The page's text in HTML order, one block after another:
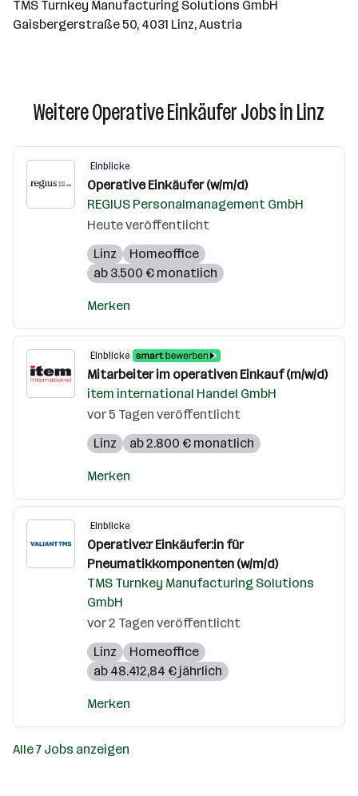
TMS Turnkey Manufacturing Solutions GmbH
Gaisbergerstraße 50, 4031 Linz, Austria
Weitere Operative Einkäufer Jobs in Linz
Einblicke
Operative Einkäufer (w/m/d)
REGIUS Personalmanagement GmbH
Heute veröffentlicht
Linz
Homeoffice
ab 3.500 € monatlich
Merken
Einblicke
Mitarbeiter im operativen Einkauf (m/w/d)
item international Handel GmbH
vor 5 Tagen veröffentlicht
Linz
ab 2.800 € monatlich
Merken
Einblicke
Operative:r Einkäufer:in für
Pneumatikkomponenten (w/m/d)
TMS Turnkey Manufacturing Solutions
GmbH
vor 2 Tagen veröffentlicht
Linz
Homeoffice
ab 48.412,84 € jährlich
Merken
Alle 7 Jobs anzeigen